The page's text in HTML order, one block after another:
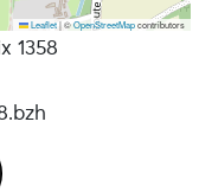
Leaflet |©OpenStreetMapcontributors
1358